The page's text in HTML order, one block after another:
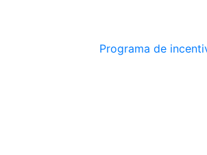
Programa de